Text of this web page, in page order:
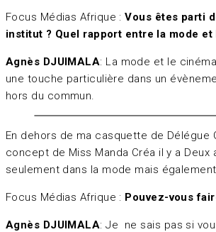
Focus Médias Afrique :Vous êtes parti
institut ? Quel rapport entre la mode et
Agnès DJUIMALA: La mode et le
une touche particulière dans un
hors du commun.
En dehors de ma casquette de Délégue
concept de Miss Manda Créa il y a
seulement dans la mode mais
Focus Médias Afrique : Pouvez-vous
Agnès DJUIMALA: Je ne sais pas si